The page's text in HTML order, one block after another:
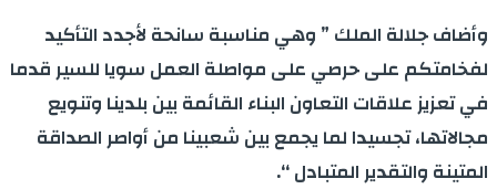
وأضاف جلالة الملك ” وهي مناسبة سانحة لأجدد التأكيد
لفخامتكم على حرصي على مواصلة العمل سويا للسير قدما
في تعزيز علاقات التعاون البناء القائمة بين بلدينا وتنويع
مجالاتها، تجسيدا لما يجمع بين شعبينا من أواصر الصداقة
المتينة والتقدير المتبادل “.